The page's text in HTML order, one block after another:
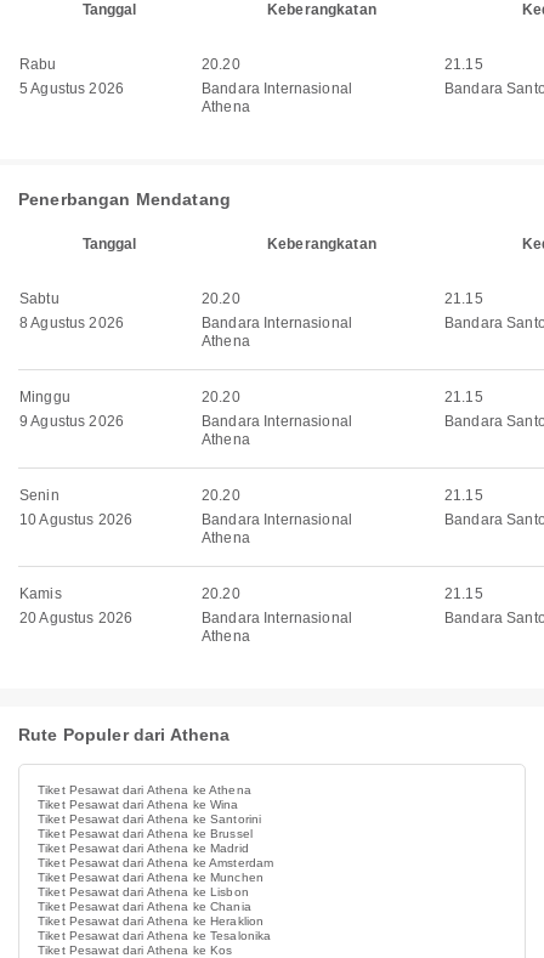
Tanggal Keberangkatan
Rabu
5 Agustus 2026
20.20
Bandara Internasional
Athena
21.15
Bandara
Penerbangan Mendatang
Tanggal Keberangkatan
Sabtu
8 Agustus 2026
20.20
Bandara Internasional
Athena
21.15
Bandara
Minggu
9 Agustus 2026
20.20
Bandara Internasional
Athena
21.15
Bandara
Senin
10 Agustus 2026
20.20
Bandara Internasional
Athena
21.15
Bandara
Kamis
20 Agustus 2026
20.20
Bandara Internasional
Athena
21.15
Bandara
Rute Populer dari Athena
Tiket Pesawat dari Athena ke Athena
Tiket Pesawat dari Athena ke Wina
Tiket Pesawat dari Athena ke Santorini
Tiket Pesawat dari Athena ke Brussel
Tiket Pesawat dari Athena ke Madrid
Tiket Pesawat dari Athena ke Amsterdam
Tiket Pesawat dari Athena ke Munchen
Tiket Pesawat dari Athena ke Lisbon
Tiket Pesawat dari Athena ke Chania
Tiket Pesawat dari Athena ke Heraklion
Tiket Pesawat dari Athena ke Tesalonika
Tiket Pesawat dari Athena ke Kos